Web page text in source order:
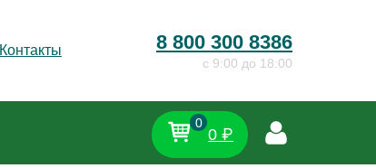
Контакты 8 800 300 8386
c 9:00 до 18:00
0
0 ₽